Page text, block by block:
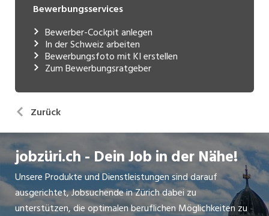
Bewerbungsservices
Bewerber-Cockpit anlegen
In der Schweiz arbeiten
Bewerbungsfoto mit KI erstellen
Zum Bewerbungsratgeber
Zurück
jobzüri.ch - Dein Job in der Nähe!
Unsere Produkte und Dienstleistungen sind darauf
ausgerichtet, Jobsuchende in Zürich dabei zu
unterstützen, die optimalen beruflichen Möglichkeiten zu